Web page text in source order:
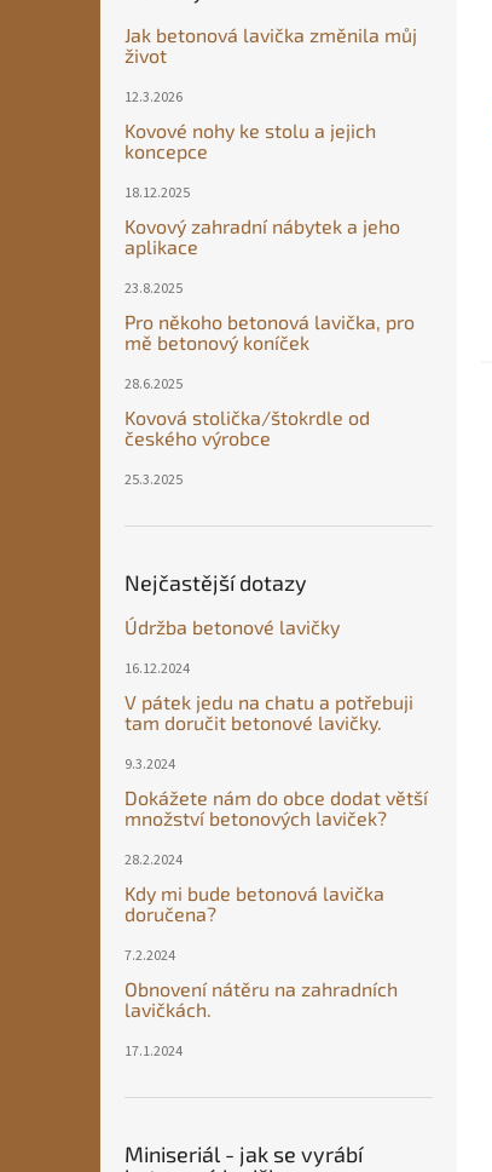
Jak betonová lavička změnila můj
život
12.3.2026
Kovové nohy ke stolu a jejich
koncepce
18.12.2025
Kovový zahradní nábytek a jeho
aplikace
23.8.2025
Pro někoho betonová lavička, pro
mě betonový koníček
28.6.2025
Kovová stolička/štokrdle od
českého výrobce
25.3.2025
Nejčastější dotazy
Údržba betonové lavičky
16.12.2024
V pátek jedu na chatu a potřebuji
tam doručit betonové lavičky.
9.3.2024
Dokážete nám do obce dodat větší
množství betonových laviček?
28.2.2024
Kdy mi bude betonová lavička
doručena?
7.2.2024
Obnovení nátěru na zahradních
lavičkách.
17.1.2024
Miniseriál - jak se vyrábí